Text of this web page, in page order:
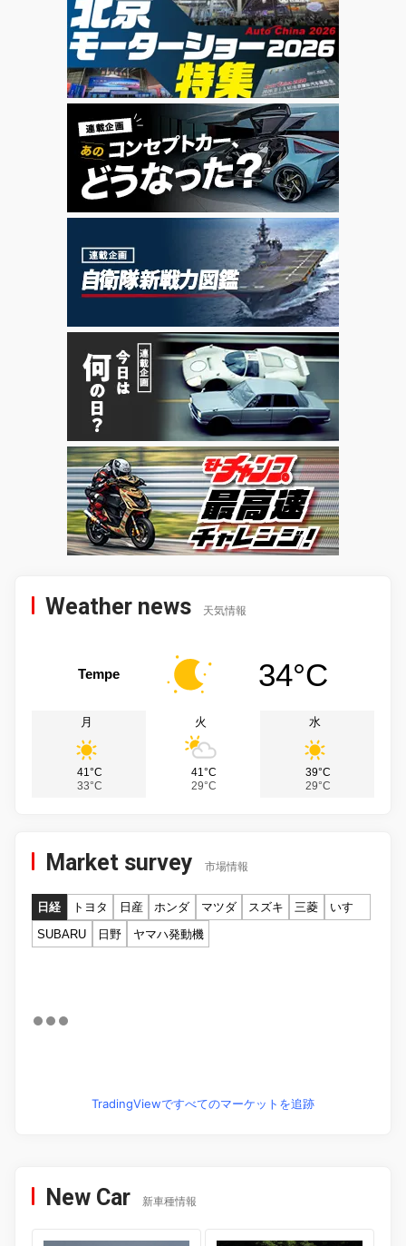
Weather news 天気情報
Tempe 34°C
月
41°C
33°C
火
41°C
29°C
水
39°C
29°C
Market survey 市場情報
日経 トヨタ 日産 ホンダ マツダ スズキ 三菱
いすゞ
SUBARU
日野 ヤマハ発動機
TradingViewですべてのマーケットを追跡
New Car 新車種情報